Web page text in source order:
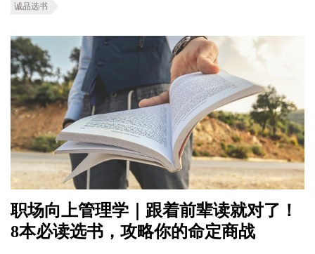
诚品选书
职场向上管理学｜跟着前辈读就对了！
8本必读选书，攻略你的命定商战